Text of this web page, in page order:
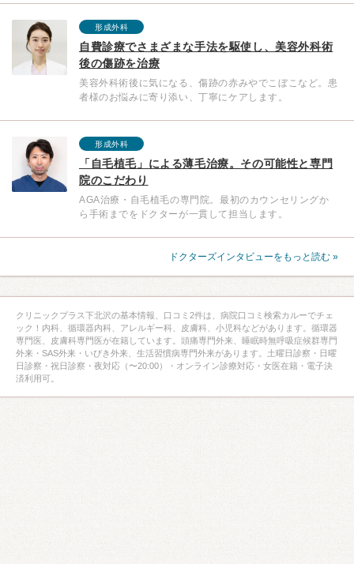
形成外科
自費診療でさまざまな手法を駆使し、美容外科術
後の傷跡を治療
美容外科術後に気になる、傷跡の赤みやでこぼこなど。患
者様のお悩みに寄り添い、丁寧にケアします。
形成外科
「自毛植毛」による薄毛治療。その可能性と専門
院のこだわり
AGA治療・自毛植毛の専門院。最初のカウンセリングか
ら手術までをドクターが一貫して担当します。
ドクターズインタビューをもっと読む »
クリニックプラス下北沢の基本情報、口コミ2件は、病院口コミ検索カルーでチェ
ック！内科、循環器内科、アレルギー科、皮膚科、小児科などがあります。循環器
専門医、皮膚科専門医が在籍しています。頭痛専門外来、睡眠時無呼吸症候群専門
外来・SAS外来・いびき外来、生活習慣病専門外来があります。土曜日診察・日曜
日診察・祝日診察・夜対応（〜20:00）・オンライン診療対応・女医在籍・電子決
済利用可。